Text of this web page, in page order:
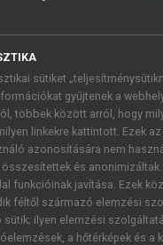
SAJÁT FIÓKKAL
LÉTREHOZÁSA
hozzáférés
sütiket
gyűjtenek a
többek között arról, hogy
linkekre kattintott. Ezek
azonosítására nem
és
funkcióinak javítása. Ezek
féltől származó elemzési
sütik; ilyen elemzési
a hőtérképek és a